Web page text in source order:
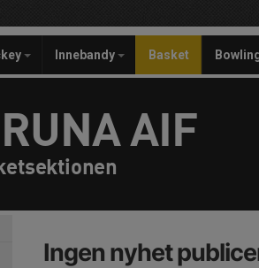
Innebandy Basket
AIF
Ingen nyhet